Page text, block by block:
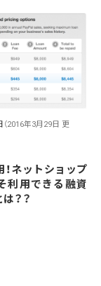
（2016年3月29日 更
！ネットショップ
利用できる融資
？？